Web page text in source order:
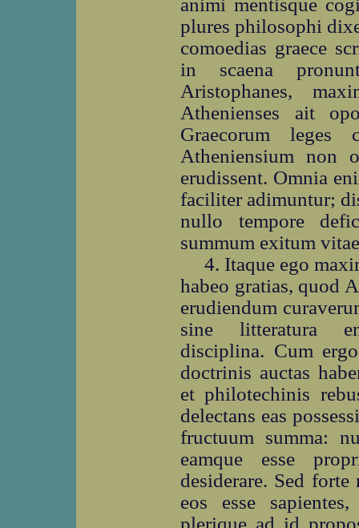
plures philosophi
comoedias graece
in scaena
Aristophanes,
Athenienses ait
Graecorum
Atheniensium non
erudissent. Omnia
faciliter adimuntur;
nullo tempore
summum exitum
4. Itaque ego
habeo gratias, quod
erudiendum
sine litteratura
disciplina. Cum
doctrinis auctas
et philotechinis
delectans eas
fructuum summa:
eamque esse
desiderare. Sed
eos esse
plerique ad id